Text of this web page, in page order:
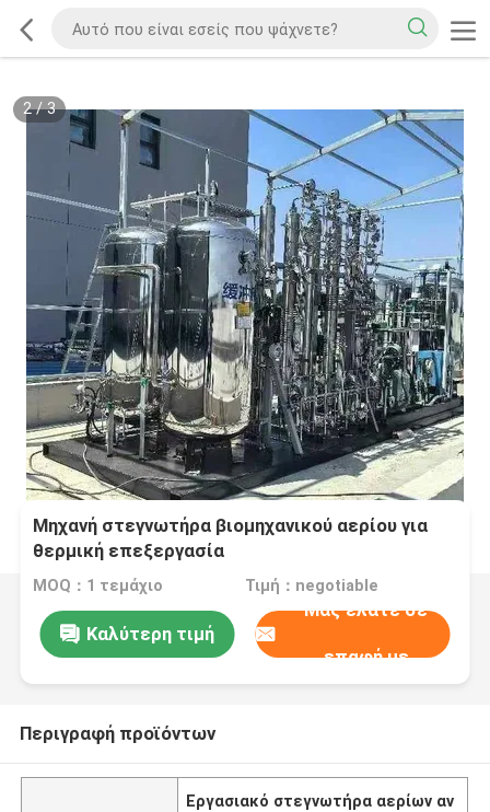
2/3
Μηχανή στεγνωτήρα βιομηχανικού αερίου για
θερμική επεξεργασία
MOQ：1 τεμάχιο Τιμή：negotiable
Καλύτερη τιμή
Μας ελάτε σε
επαφή με
Περιγραφή προϊόντων
Εργασιακό στεγνωτήρα αερίων αν